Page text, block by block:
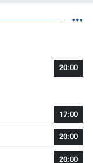
20:00
17:00
20:00
20:00